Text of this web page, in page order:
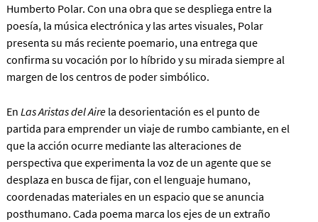
Humberto Polar. Con una obra que se despliega entre la
poesía, la música electrónica y las artes visuales, Polar
presenta su más reciente poemario, una entrega que
confirma su vocación por lo híbrido y su mirada siempre al
margen de los centros de poder simbólico.
En Las Aristas del Airela desorientación es el punto de
partida para emprender un viaje de rumbo cambiante, en el
que la acción ocurre mediante las alteraciones de
perspectiva que experimenta la voz de un agente que se
desplaza en busca de fijar, con el lenguaje humano,
coordenadas materiales en un espacio que se anuncia
posthumano. Cada poema marca los ejes de un extraño